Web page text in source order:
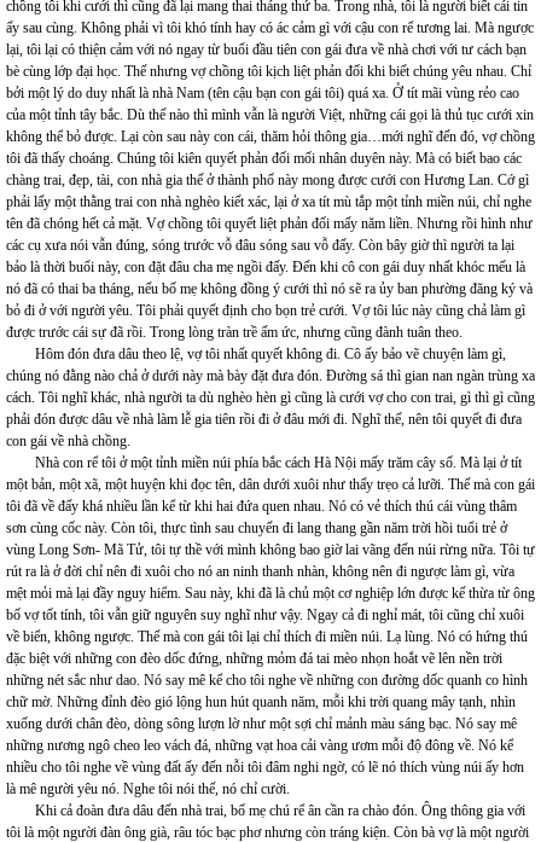
chồng tôi khi cưới thì cũng đã lại mang thai tháng thứ ba. Trong nhà, tôi là người biết cái tin
ấy sau cùng. Không phải vì tôi khó tính hay có ác cảm gì với cậu con rể tương lai. Mà ngược
lại, tôi lại có thiện cảm với nó ngay từ buổi đầu tiên con gái đưa về nhà chơi với tư cách bạn
bè cùng lớp đại học. Thế nhưng vợ chồng tôi kịch liệt phản đối khi biết chúng yêu nhau. Chỉ
bởi một lý do duy nhất là nhà Nam (tên cậu bạn con gái tôi) quá xa. Ở tít mãi vùng rẻo cao
của một tỉnh tây bắc. Dù thế nào thì mình vẫn là người Việt, những cái gọi là thủ tục cưới xin
không thể bỏ được. Lại còn sau này con cái, thăm hỏi thông gia…mới nghĩ đến đó, vợ chồng
tôi đã thấy choáng. Chúng tôi kiên quyết phản đối mối nhân duyên này. Mà có biết bao các
chàng trai, đẹp, tài, con nhà gia thế ở thành phố này mong được cưới con Hương Lan. Cớ gì
phải lấy một thằng trai con nhà nghèo kiết xác, lại ở xa tít mù tắp một tỉnh miền núi, chỉ nghe
tên đã chóng hết cả mặt. Vợ chồng tôi quyết liệt phản đối mấy năm liền. Nhưng rồi hình như
các cụ xưa nói vẫn đúng, sóng trước vỗ đâu sóng sau vỗ đấy. Còn bây giờ thì người ta lại
bảo là thời buổi này, con đặt đâu cha mẹ ngồi đấy. Đến khi cô con gái duy nhất khóc mếu là
nó đã có thai ba tháng, nếu bố mẹ không đồng ý cưới thì nó sẽ ra ủy ban phường đăng ký và
bỏ đi ở với người yêu. Tôi phải quyết định cho bọn trẻ cưới. Vợ tôi lúc này cũng chả làm gì
được trước cái sự đã rồi. Trong lòng tràn trề ấm ức, nhưng cũng đành tuân theo.
Hôm đón đưa dâu theo lệ, vợ tôi nhất quyết không đi. Cô ấy bảo vẽ chuyện làm gì,
chúng nó đằng nào chả ở dưới này mà bày đặt đưa đón. Đường sá thì gian nan ngàn trùng xa
cách. Tôi nghĩ khác, nhà người ta dù nghèo hèn gì cũng là cưới vợ cho con trai, gì thì gì cũng
phải đón được dâu về nhà làm lễ gia tiên rồi đi ở đâu mới đi. Nghĩ thế, nên tôi quyết đi đưa
con gái về nhà chồng.
Nhà con rể tôi ở một tỉnh miền núi phía bắc cách Hà Nội mấy trăm cây số. Mà lại ở tít
một bản, một xã, một huyện khi đọc tên, dân dưới xuôi như thấy trẹo cả lưỡi. Thế mà con gái
tôi đã về đấy khá nhiều lần kể từ khi hai đứa quen nhau. Nó có vẻ thích thú cái vùng thâm
sơn cùng cốc này. Còn tôi, thực tình sau chuyến đi lang thang gần năm trời hồi tuổi trẻ ở
vùng Long Sơn- Mã Tử, tôi tự thề với mình không bao giờ lai vãng đến núi rừng nữa. Tôi tự
rút ra là ở đời chỉ nên đi xuôi cho nó an ninh thanh nhàn, không nên đi ngược làm gì, vừa
mệt mỏi mà lại đầy nguy hiểm. Sau này, khi đã là chủ một cơ nghiệp lớn được kế thừa từ ông
bố vợ tốt tính, tôi vẫn giữ nguyên suy nghĩ như vậy. Ngay cả đi nghỉ mát, tôi cũng chỉ xuôi
về biển, không ngược. Thế mà con gái tôi lại chỉ thích đi miền núi. Lạ lùng. Nó có hứng thú
đặc biệt với những con đèo dốc đứng, những mỏm đá tai mèo nhọn hoắt vẽ lên nền trời
những nét sắc như dao. Nó say mê kể cho tôi nghe về những con đường dốc quanh co hình
chữ mờ. Những đỉnh đèo gió lộng hun hút quanh năm, mỗi khi trời quang mây tạnh, nhìn
xuống dưới chân đèo, dòng sông lượn lờ như một sợi chỉ mảnh màu sáng bạc. Nó say mê
những nương ngô cheo leo vách đá, những vạt hoa cải vàng ươm mỗi độ đông về. Nó kể
nhiều cho tôi nghe về vùng đất ấy đến nỗi tôi đâm nghi ngờ, có lẽ nó thích vùng núi ấy hơn
là mê người yêu nó. Nghe tôi nói thế, nó chỉ cười.
Khi cả đoàn đưa dâu đến nhà trai, bố mẹ chú rể ân cần ra chào đón. Ông thông gia với
tôi là một người đàn ông già, râu tóc bạc phơ nhưng còn tráng kiện. Còn bà vợ là một người